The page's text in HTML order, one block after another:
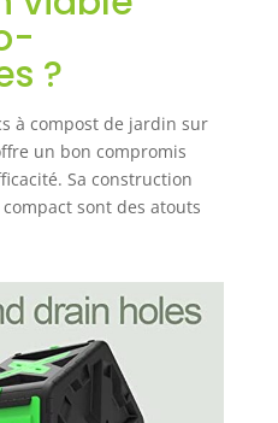
?
à compost de jardin sur
un bon compromis
Sa construction
sont des atouts